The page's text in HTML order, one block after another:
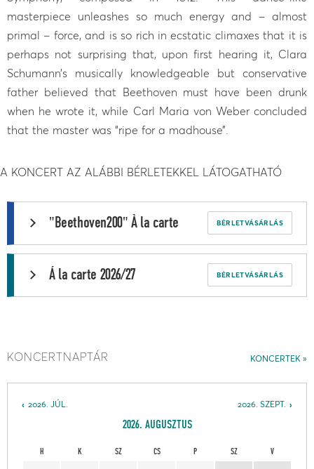
masterpiece unleashes so much energy and – almost
primal – force, and is so rich in ecstatic climaxes that it is
perhaps not surprising that, upon first hearing it, Clara
Schumann’s musically knowledgeable but conservative
father believed that Beethoven must have been drunk
when he wrote it, while Carl Maria von Weber concluded
that the master was “ripe for a madhouse”.
A KONCERT AZ ALÁBBI BÉRLETEKKEL LÁTOGATHATÓ
BÉRLETVÁSÁRLÁS
"Beethoven200" À la carte
BÉRLETVÁSÁRLÁS
Á la carte 2026/27
KONCERTEK
KONCERTNAPTÁR
2026. SZEPT.
2026. JÚL.
2026. AUGUSZTUS
H K SZ CS P SZ V